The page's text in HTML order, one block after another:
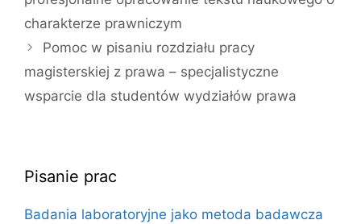
charakterze prawniczym
Pomoc w pisaniu rozdziału pracy
magisterskiej z prawa – specjalistyczne
wsparcie dla studentów wydziałów prawa
Pisanie prac
Badania laboratoryjne jako metoda badawcza